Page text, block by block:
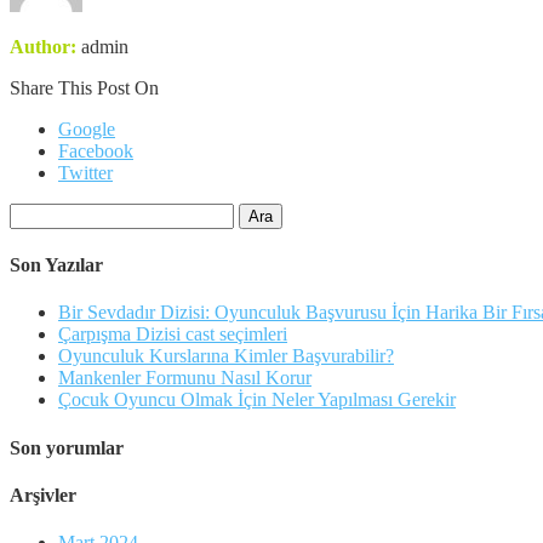
Author: admin
Share This Post On
Google
Facebook
Twitter
Son Yazılar
Bir Sevdadır Dizisi: Oyunculuk Başvurusu İçin Harika Bir
Çarpışma Dizisi cast seçimleri
Oyunculuk Kurslarına Kimler Başvurabilir?
Mankenler Formunu Nasıl Korur
Çocuk Oyuncu Olmak İçin Neler Yapılması Gerekir
Son yorumlar
Arşivler